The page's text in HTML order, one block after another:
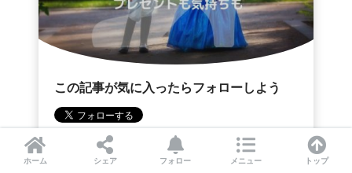
この記事が気に入ったらフォローしよう
ホーム シェア フォロー メニュー トップ